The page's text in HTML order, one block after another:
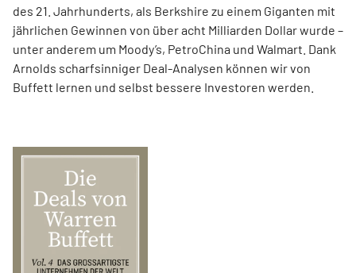
des 21. Jahrhunderts, als Berkshire zu einem Giganten mit
jährlichen Gewinnen von über acht Milliarden Dollar wurde –
unter anderem um Moody’s, PetroChina und Walmart. Dank
Arnolds scharfsinniger Deal-Analysen können wir von
Buffett lernen und selbst bessere Investoren werden.